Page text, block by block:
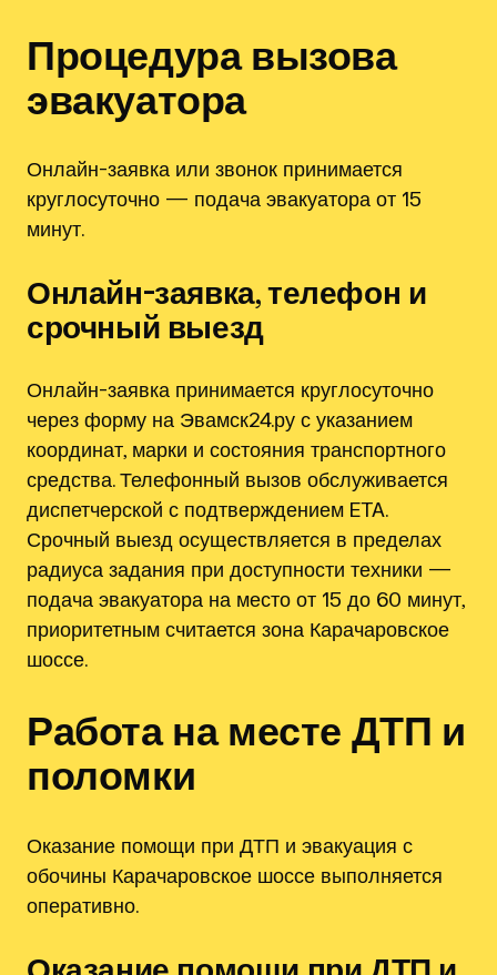
Процедура вызова
эвакуатора
Онлайн-заявка или звонок принимается
круглосуточно — подача эвакуатора от 15
минут.
Онлайн-заявка, телефон и
срочный выезд
Онлайн-заявка принимается круглосуточно
через форму на Эвамск24.ру с указанием
координат, марки и состояния транспортного
средства. Телефонный вызов обслуживается
диспетчерской с подтверждением ETA.
Срочный выезд осуществляется в пределах
радиуса задания при доступности техники —
подача эвакуатора на место от 15 до 60 минут,
приоритетным считается зона Карачаровское
шоссе.
Работа на месте ДТП и
поломки
Оказание помощи при ДТП и эвакуация с
обочины Карачаровское шоссе выполняется
оперативно.